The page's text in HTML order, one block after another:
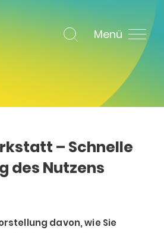
Menü
– Schnelle
des Nutzens
davon, wie Sie